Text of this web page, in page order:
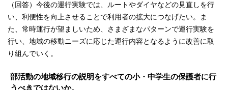
（回答）今後の運行実験では、ルートやダイヤなどの見直しを行
い、利便性を向上させることで利用者の拡大につなげたい。ま
た、常時運行が望ましいため、さまざまなパターンで運行実験を
行い、地域の移動ニーズに応じた運行内容となるように改善に取
り組んでいく。
部活動の地域移行の説明をすべての小・中学生の保護者に行
うべきではないか。